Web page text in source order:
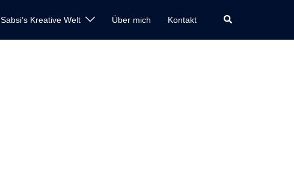
Sabsi’s Kreative Welt Über mich Kontakt Suche